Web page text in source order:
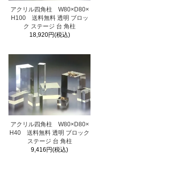
アクリル四角柱 W80×D80×
H100 送料無料 透明 ブロッ
ク ステージ 台 角柱
18,920円(税込)
アクリル四角柱 W80×D80×
H40 送料無料 透明 ブロック
ステージ 台 角柱
9,416円(税込)